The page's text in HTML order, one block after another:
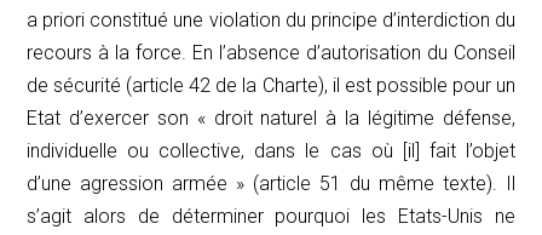
a priori constitué une violation du principe d’interdiction du
recours à la force. En l’absence d’autorisation du Conseil
de sécurité (article 42 de la Charte), il est possible pour un
Etat d’exercer son « droit naturel à la légitime défense,
individuelle ou collective, dans le cas où [il] fait l’objet
d’une agression armée » (article 51 du même texte). Il
s’agit alors de déterminer pourquoi les Etats-Unis ne